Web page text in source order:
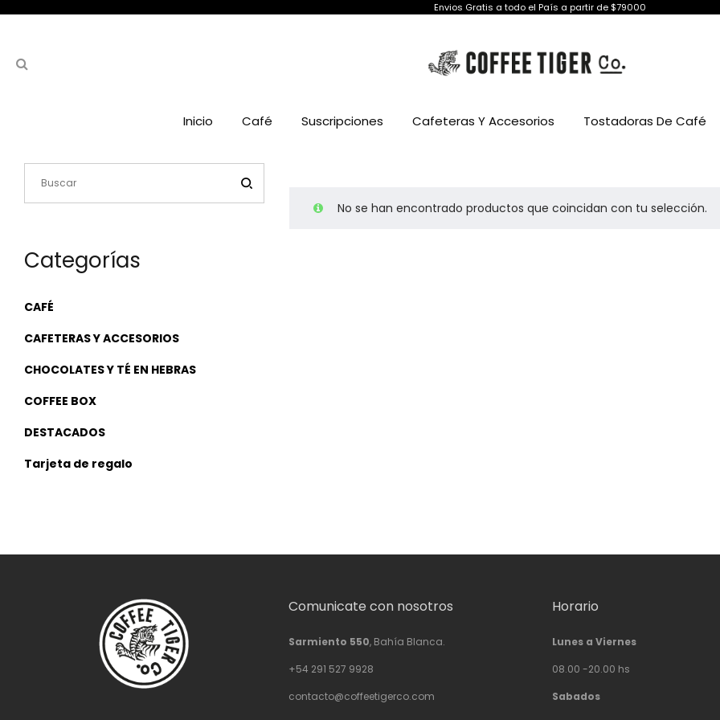
Envios Gratis a todo el País a partir de $79000
Inicio Café Suscripciones Cafeteras Y Accesorios Tostadoras De Café
No se han encontrado productos que coincidan con tu selección.
Categorías
CAFÉ
CAFETERAS Y ACCESORIOS
CHOCOLATES Y TÉ EN HEBRAS
COFFEE BOX
DESTACADOS
Tarjeta de regalo
Comunicate con nosotros
Sarmiento 550, Bahía Blanca.
+54 291 527 9928
contacto@coffeetigerco.com
Horario
Lunes a Viernes
08.00 -20.00 hs
Sabados